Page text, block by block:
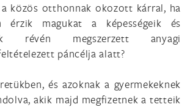
közös otthonnak okozott kárral, ha
érzik magukat a képességeik és
révén megszerzett anyagi
páncélja alatt?
és azoknak a gyermekeknek
akik majd megfizetnek a tetteik